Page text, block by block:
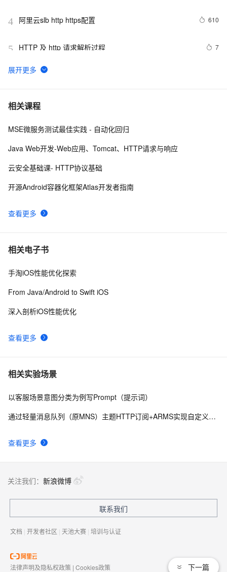
"http://www.w3.org/TR/xhtml1/DTD/xhtml1-strict.dtd">
4 阿里云slb http https配置 610
5 7
6
GrayLog使用HTTP JSONPath方式调用微步在线云API
7
8 前端常见的HTTP状态码
Transitional//EN"
"http://www.w3.org/TR/xhtml1/DTD/xhtml1-strict.dtd">
<html><head><meta http-equiv="Cont
10<!DOCTYPE html PUBLIC "-//W3C//DTD XHTML 1.0
"http://www.w3.org/TR/xhtml1/DTD/xhtml1-strict.dtd">
相关课程
查看更多
MSE微服务测试最佳实践 - 自动化回归
Java Web开发-Web应用、Tomcat、HTTP请求与响应
云安全基础课- HTTP协议基础
开源Android容器化框架Atlas开发者指南
相关电子书
查看更多
手淘iOS性能优化探索
From Java/Android to Swift iOS
深入剖析iOS性能优化
相关实验场景
查看更多
以客服场景意图分类为例写Prompt（提示词）
通过轻量消息队列（原MNS）主题HTTP订阅+ARMS实现自定义数据多渠道告警
下一篇
关注我们： 新浪微博
联系我们
文档 | 开发者社区 | 天池大赛 | 培训与认证
法律声明及隐私权政策 | Cookies政策